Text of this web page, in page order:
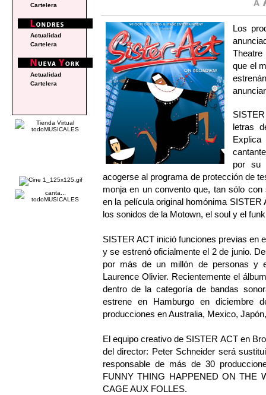
Los
que el
letras
por su
acogerse al programa de protección de
monja en un convento que, tan sólo
en la película original homónima
los sonidos de la Motown, el soul y el
SISTER ACT inició funciones previas en
y se estrenó oficialmente el 2 de junio.
por más de un millón de personas y
Laurence Olivier. Recientemente el
dentro de la categoría de bandas
estrene en Hamburgo en diciembre
producciones en Australia, Mexico,
El equipo creativo de SISTER ACT en
del director: Peter Schneider será
responsable de más de 30
FUNNY THING HAPPENED ON THE
CAGE AUX FOLLES.
Cartelera
Actualidad
Cartelera
Actualidad
Cartelera